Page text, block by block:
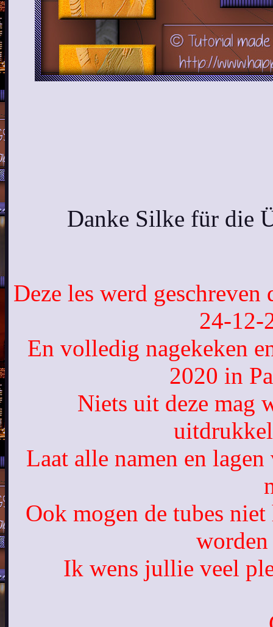
Danke Silke für die
Deze les werd
24-12-
En volledig nagekeken
2020 in
Niets uit deze mag
Laat alle namen en
Ook mogen de tubes
worden
Ik wens jullie veel